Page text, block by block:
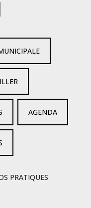
AGENDA
PRATIQUES